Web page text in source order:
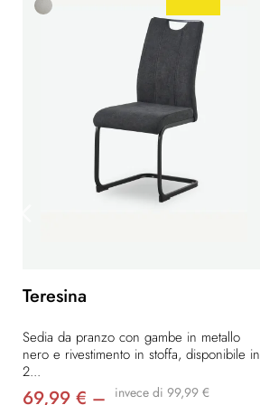
Teresina
Sedia da pranzo con gambe in metallo
nero e rivestimento in stoffa, disponibile in
2...
69,99 € – invece di 99,99 €